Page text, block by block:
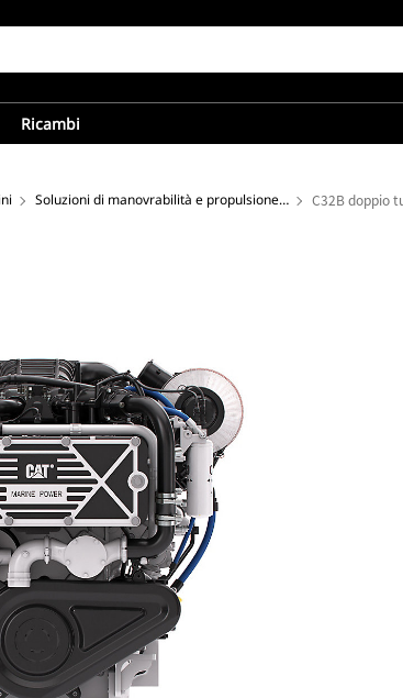
Ricambi
Soluzioni di manovrabilità e propulsione a elevate prestazioni C32B doppio